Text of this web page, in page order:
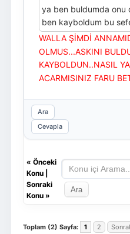
ya ben buldumda onu
ben kayboldum bu
WALLA ŞİMDİ
OLMUS...ASKINI
KAYBOLDUN..NASIL
ACARMISINIZ FARU
Ara
Cevapla
« Önceki
Konu|
Sonraki
Konu»
Toplam (2) Sayfa: 1 2